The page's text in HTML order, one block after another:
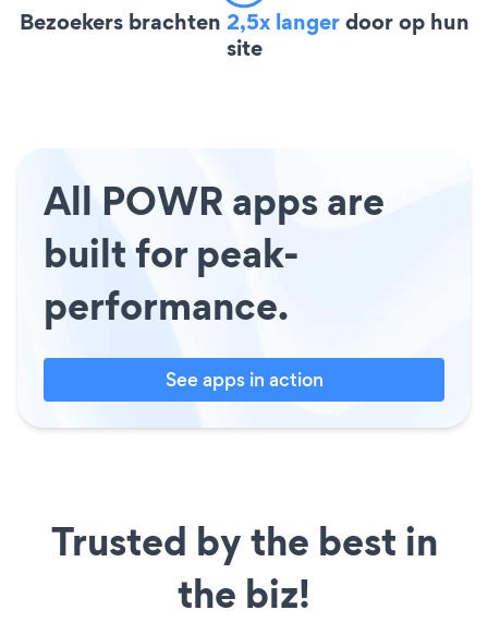
Bezoekers brachten 2,5x langerdoor op hun
site
All POWR apps are
built for peak-
performance.
See apps in action
Trusted by the best in
the biz!